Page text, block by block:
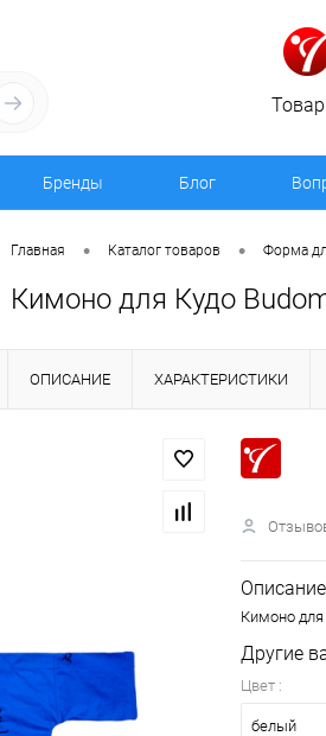
Бренды Блог
Главная • Каталог товаров • Форма
Кимоно для Кудо
ОПИСАНИЕ ХАРАКТЕРИСТИКИ
Кимоно
Другие
Цвет :
белый